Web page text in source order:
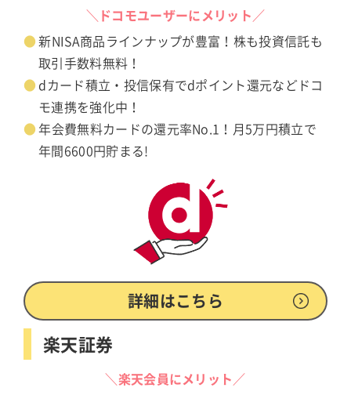
＼ドコモユーザーにメリット／
新NISA商品ラインナップが豊富！株も投資信託も
取引手数料無料！
dカード積立・投信保有でdポイント還元などドコ
モ連携を強化中！
年会費無料カードの還元率No.1！月5万円積立で
年間6600円貯まる!
詳細はこちら
楽天証券
＼楽天会員にメリット／